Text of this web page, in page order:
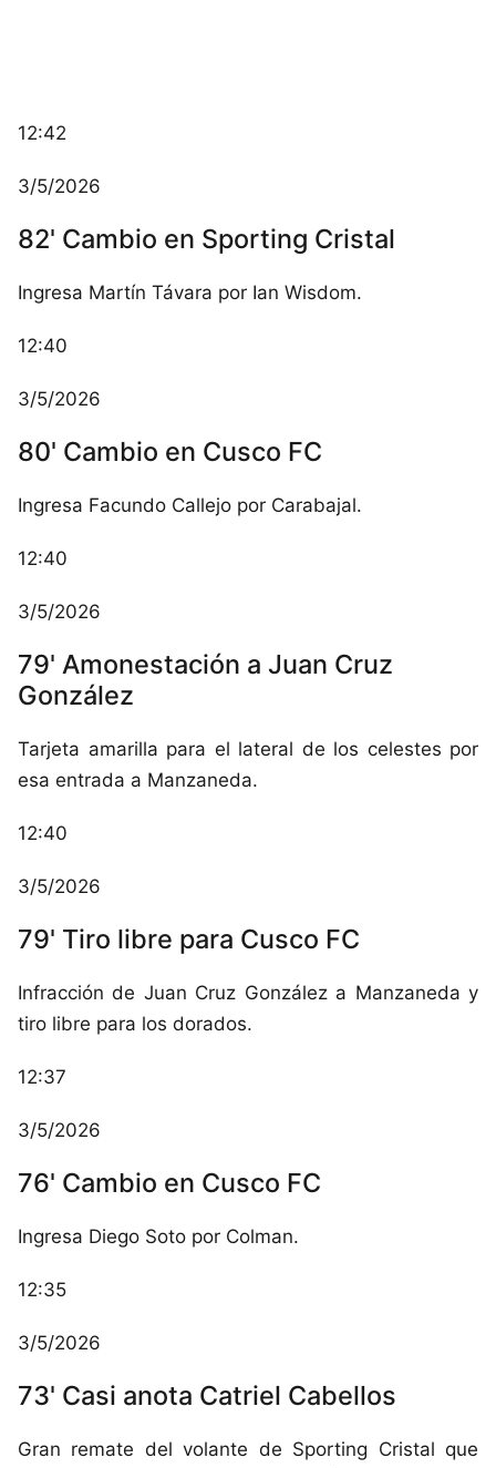
12:42
3/5/2026
82' Cambio en Sporting Cristal
Ingresa Martín Távara por Ian Wisdom.
12:40
3/5/2026
80' Cambio en Cusco FC
Ingresa Facundo Callejo por Carabajal.
12:40
3/5/2026
79' Amonestación a Juan Cruz
González
Tarjeta amarilla para el lateral de los celestes por
esa entrada a Manzaneda.
12:40
3/5/2026
79' Tiro libre para Cusco FC
Infracción de Juan Cruz González a Manzaneda y
tiro libre para los dorados.
12:37
3/5/2026
76' Cambio en Cusco FC
Ingresa Diego Soto por Colman.
12:35
3/5/2026
73' Casi anota Catriel Cabellos
Gran remate del volante de Sporting Cristal que